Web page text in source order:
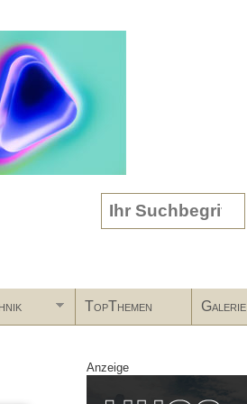
Search form
TopThemen Galerie
Anzeige